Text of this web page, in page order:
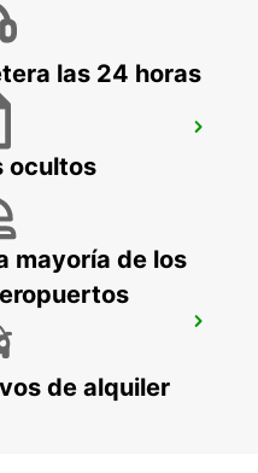
TERMINAL
las 24 horas
ocultos
mayoría de los
de alquiler